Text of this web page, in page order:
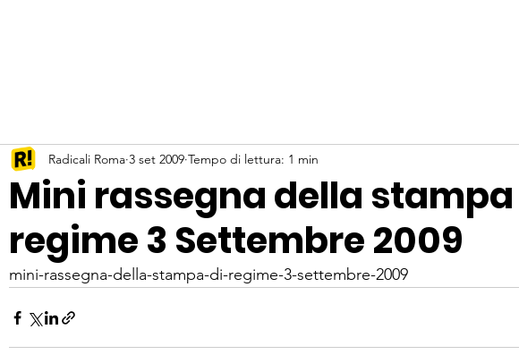
Mini rassegna della
regime 3 Settembre 2009
Radicali Roma 3 set 2009 Tempo di lettura: 1 min
mini-rassegna-della-stampa-di-regime-3-settembre-2009